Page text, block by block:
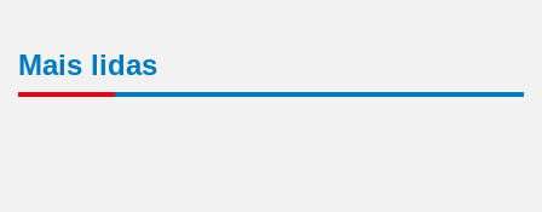
Mais lidas